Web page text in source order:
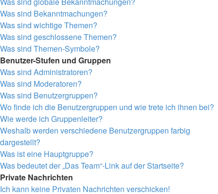
Was sind Bekanntmachungen?
Was sind wichtige Themen?
Was sind geschlossene Themen?
Was sind Themen-Symbole?
Benutzer-Stufen und Gruppen
Was sind Administratoren?
Was sind Moderatoren?
Was sind Benutzergruppen?
Wo finde ich die Benutzergruppen und wie trete ich ihnen bei?
Wie werde ich Gruppenleiter?
Weshalb werden verschiedene Benutzergruppen farbig
dargestellt?
Was ist eine Hauptgruppe?
Was bedeutet der „Das Team“-Link auf der Startseite?
Private Nachrichten
Ich kann keine Privaten Nachrichten verschicken!